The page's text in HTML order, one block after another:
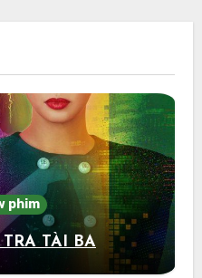
phim
TÀI BA